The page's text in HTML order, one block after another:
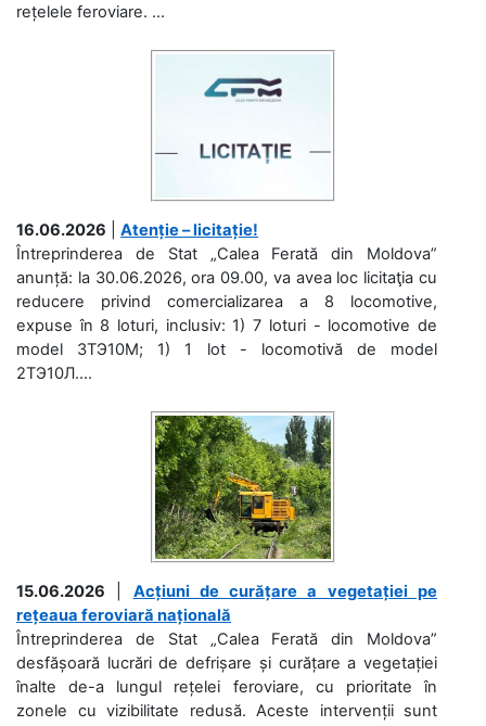
rețelele feroviare. ...
16.06.2026
Atenție – licitație!
Întreprinderea de Stat „Calea Ferată din Moldova”
anunță: la 30.06.2026, ora 09.00, va avea loc licitaţia cu
reducere privind comercializarea a 8 locomotive,
expuse în 8 loturi, inclusiv: 1) 7 loturi - locomotive de
model 3ТЭ10М; 1) 1 lot - locomotivă de model
2ТЭ10Л....
15.06.2026
Acțiuni de curățare a vegetației pe
rețeaua feroviară națională
Întreprinderea de Stat „Calea Ferată din Moldova”
desfășoară lucrări de defrișare și curățare a vegetației
înalte de-a lungul rețelei feroviare, cu prioritate în
zonele cu vizibilitate redusă. Aceste intervenții sunt